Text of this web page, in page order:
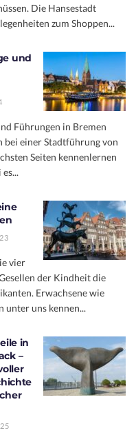
Die Hansestadt
zum Shoppen...
und
Führungen in Bremen
bei einer Stadtführung von
Seiten kennenlernen
vier
der Kindheit die
Erwachsene wie
unter uns kennen...
in
–